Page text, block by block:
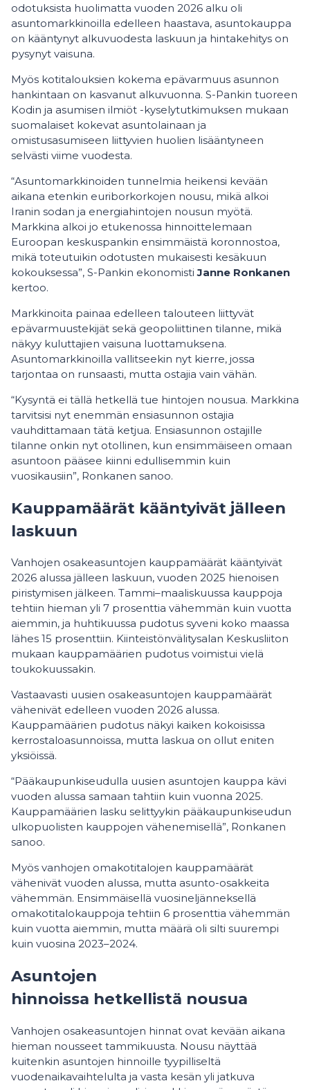
odotuksista huolimatta vuoden 2026 alku oli
asuntomarkkinoilla edelleen haastava, asuntokauppa
on kääntynyt alkuvuodesta laskuun ja hintakehitys on
pysynyt vaisuna.
Myös kotitalouksien kokema epävarmuus asunnon
hankintaan on kasvanut alkuvuonna. S-Pankin tuoreen
Kodin ja asumisen ilmiöt -kyselytutkimuksen mukaan
suomalaiset kokevat asuntolainaan ja
omistusasumiseen liittyvien huolien lisääntyneen
selvästi viime vuodesta.
“Asuntomarkkinoiden tunnelmia heikensi kevään
aikana etenkin euriborkorkojen nousu, mikä alkoi
Iranin sodan ja energiahintojen nousun myötä.
Markkina alkoi jo etukenossa hinnoittelemaan
Euroopan keskuspankin ensimmäistä koronnostoa,
mikä toteutuikin odotusten mukaisesti kesäkuun
kokouksessa”, S-Pankin ekonomisti Janne Ronkanen
kertoo.
Markkinoita painaa edelleen talouteen liittyvät
epävarmuustekijät sekä geopoliittinen tilanne, mikä
näkyy kuluttajien vaisuna luottamuksena.
Asuntomarkkinoilla vallitseekin nyt kierre, jossa
tarjontaa on runsaasti, mutta ostajia vain vähän.
“Kysyntä ei tällä hetkellä tue hintojen nousua. Markkina
tarvitsisi nyt enemmän ensiasunnon ostajia
vauhdittamaan tätä ketjua. Ensiasunnon ostajille
tilanne onkin nyt otollinen, kun ensimmäiseen omaan
asuntoon pääsee kiinni edullisemmin kuin
vuosikausiin”, Ronkanen sanoo.
Kauppamäärät kääntyivät jälleen
laskuun
Vanhojen osakeasuntojen kauppamäärät kääntyivät
2026 alussa jälleen laskuun, vuoden 2025 hienoisen
piristymisen jälkeen. Tammi–maaliskuussa kauppoja
tehtiin hieman yli 7 prosenttia vähemmän kuin vuotta
aiemmin, ja huhtikuussa pudotus syveni koko maassa
lähes 15 prosenttiin. Kiinteistönvälitysalan Keskusliiton
mukaan kauppamäärien pudotus voimistui vielä
toukokuussakin.
Vastaavasti uusien osakeasuntojen kauppamäärät
vähenivät edelleen vuoden 2026 alussa.
Kauppamäärien pudotus näkyi kaiken kokoisissa
kerrostaloasunnoissa, mutta laskua on ollut eniten
yksiöissä.
“Pääkaupunkiseudulla uusien asuntojen kauppa kävi
vuoden alussa samaan tahtiin kuin vuonna 2025.
Kauppamäärien lasku selittyykin pääkaupunkiseudun
ulkopuolisten kauppojen vähenemisellä”, Ronkanen
sanoo.
Myös vanhojen omakotitalojen kauppamäärät
vähenivät vuoden alussa, mutta asunto-osakkeita
vähemmän. Ensimmäisellä vuosineljänneksellä
omakotitalokauppoja tehtiin 6 prosenttia vähemmän
kuin vuotta aiemmin, mutta määrä oli silti suurempi
kuin vuosina 2023–2024.
Asuntojen
hinnoissa hetkellistä nousua
Vanhojen osakeasuntojen hinnat ovat kevään aikana
hieman nousseet tammikuusta. Nousu näyttää
kuitenkin asuntojen hinnoille tyypilliseltä
vuodenaikavaihtelulta ja vasta kesän yli jatkuva